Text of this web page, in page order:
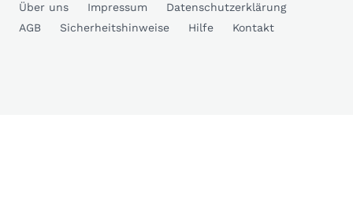
Über uns Impressum
Datenschutzerklärung
AGB
Sicherheitshinweise Hilfe Kontakt